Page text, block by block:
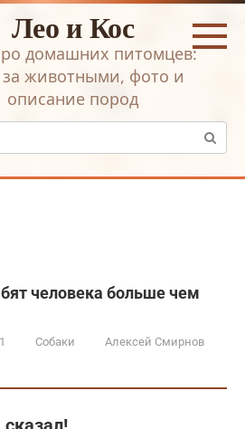
Лео и Кос
домашних питомцев:
за животными, фото и
описание пород
человека больше чем
Собаки Алексей Смирнов